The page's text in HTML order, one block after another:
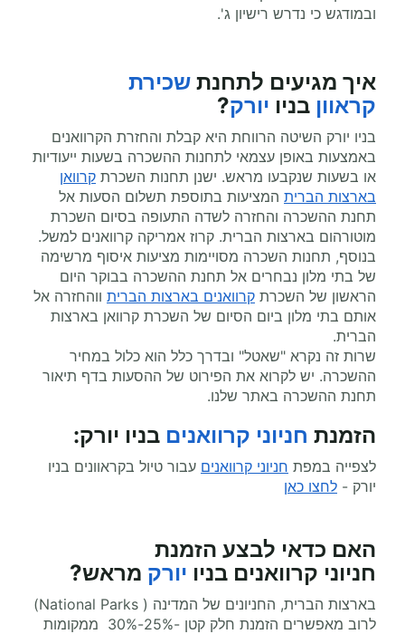
ובמודגש כי נדרש רישיון ג'.
איך מגיעים לתחנת שכירת
קראוון בניו יורק?
בניו יורק השיטה הרווחת היא קבלת והחזרת הקרוואנים
באמצעות באופן עצמאי לתחנות ההשכרה בשעות ייעודיות
או בשעות שנקבעו מראש. ישנן תחנות השכרת קרוואן
בארצות הברית המציעות בתוספת תשלום הסעות אל
תחנת ההשכרה והחזרה לשדה התעופה בסיום השכרת
מוטורהום בארצות הברית. קרוז אמריקה קרוואנים למשל.
בנוסף, תחנות השכרה מסויימות מציעות איסוף מרשימה
של בתי מלון נבחרים אל תחנת ההשכרה בבוקר היום
הראשון של השכרת קרוואנים בארצות הברית ווהחזרה אל
אותם בתי מלון ביום הסיום של השכרת קרוואן בארצות
הברית.
שרות זה נקרא "שאטל" ובדרך כלל הוא כלול במחיר
ההשכרה. יש לקרוא את הפירוט של ההסעות בדף תיאור
תחנת ההשכרה באתר שלנו.
הזמנת חניוני קרוואנים בניו יורק:
לצפייה במפת חניוני קרוואנים עבור טיול בקראוונים בניו
יורק - לחצו כאן
האם כדאי לבצע הזמנת
חניוני קרוואנים בניו יורק מראש?
בארצות הברית, החניונים של המדינה ( National Parks)
לרוב מאפשרים הזמנת חלק קטן -25%-30% ממקומות